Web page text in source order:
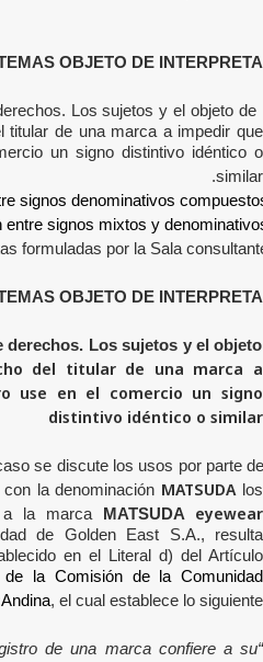
OBJETO DE
Los sujetos y el objeto de
titular de una marca a impedir que
un signo distintivo idéntico o
similar.
signos denominativos
entre signos mixtos y
formuladas por la Sala
OBJETO DE
Los sujetos y el objeto
del titular de una marca a
use en el comercio un signo
distintivo idéntico o similar
se discute los usos por parte
la denominación MATSUDA los
a la marca
MATSUDA eyewear
de Golden East S.A., resulta
en el Literal d) del Artículo
de la Comisión de la Comunidad
Andina, el cual establece lo siguiente:
“
de una marca confiere a su